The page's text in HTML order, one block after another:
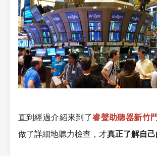
直到經過介紹來到了睿聲助聽器新竹
做了詳細地聽力檢查，才真正了解自